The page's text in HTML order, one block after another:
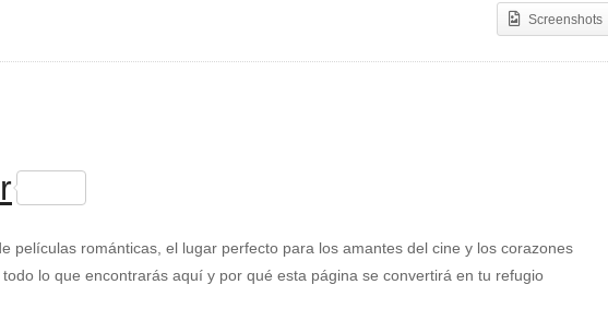
Screenshots
películas románticas, el lugar perfecto para los amantes del cine y los corazones
lo que encontrarás aquí y por qué esta página se convertirá en tu refugio